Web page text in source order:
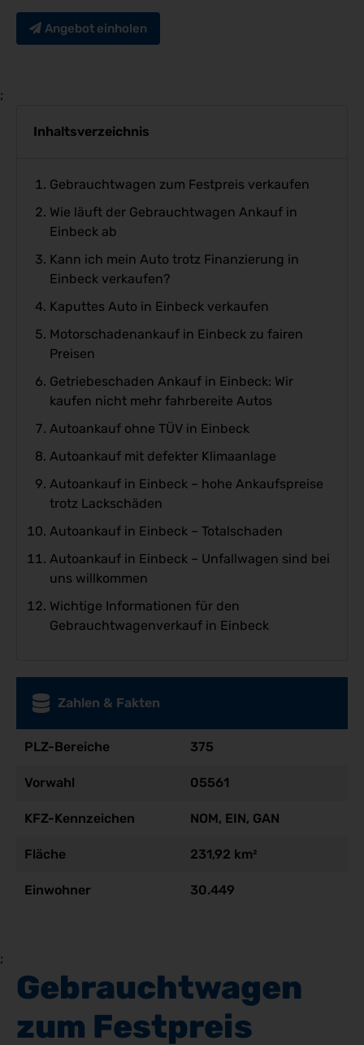
Angebot einholen
;
Inhaltsverzeichnis
Gebrauchtwagen zum Festpreis verkaufen
Wie läuft der Gebrauchtwagen Ankauf in
Einbeck ab
Kann ich mein Auto trotz Finanzierung in
Einbeck verkaufen?
Kaputtes Auto in Einbeck verkaufen
Motorschadenankauf in Einbeck zu fairen
Preisen
Getriebeschaden Ankauf in Einbeck: Wir
kaufen nicht mehr fahrbereite Autos
Autoankauf ohne TÜV in Einbeck
Autoankauf mit defekter Klimaanlage
Autoankauf in Einbeck – hohe Ankaufspreise
trotz Lackschäden
Autoankauf in Einbeck – Totalschaden
Autoankauf in Einbeck – Unfallwagen sind bei
uns willkommen
Wichtige Informationen für den
Gebrauchtwagenverkauf in Einbeck
Zahlen & Fakten
PLZ-Bereiche 375
Vorwahl 05561
KFZ-Kennzeichen NOM, EIN, GAN
Fläche 231,92 km²
Einwohner 30.449
;
Gebrauchtwagen
zum Festpreis